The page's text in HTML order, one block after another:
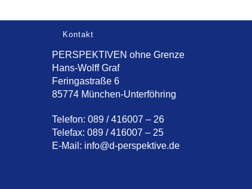
Kontakt
PERSPEKTIVEN ohne Grenze
Hans-Wolff Graf
Feringastraße 6
85774 München-Unterföhring
Telefon: 089 / 416007 – 26
Telefax: 089 / 416007 – 25
E-Mail: info@d-perspektive.de